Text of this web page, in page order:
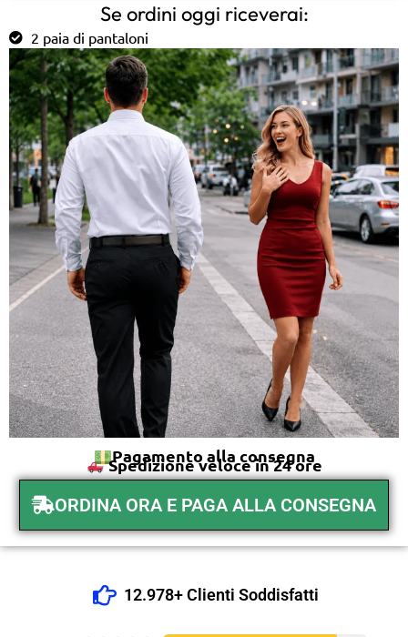
Se ordini oggi riceverai:
2 paia di pantaloni
Pagamento alla consegna
Spedizione veloce in 24 ore
ORDINA ORA E PAGA ALLA CONSEGNA
12.978+ Clienti Soddisfatti